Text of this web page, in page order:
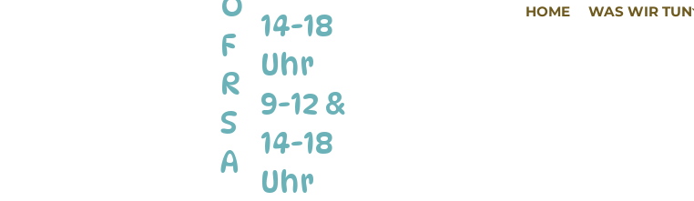
F
R
S
A
14-18
Uhr
9-12 &
14-18
Uhr
HOME WAS WIR TUN